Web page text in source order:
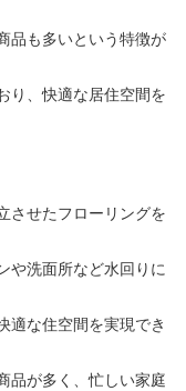
品も多いという特徴が
り、快適な居住空間を
させたフローリングを
や洗面所など水回りに
適な住空間を実現でき
品が多く、忙しい家庭